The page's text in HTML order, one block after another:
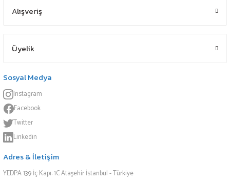
Alışveriş
Üyelik
Sosyal Medya
Instagram
Facebook
Twitter
Linkedin
Adres & İletişim
YEDPA 139 İç Kapı: 1C Ataşehir İstanbul - Türkiye